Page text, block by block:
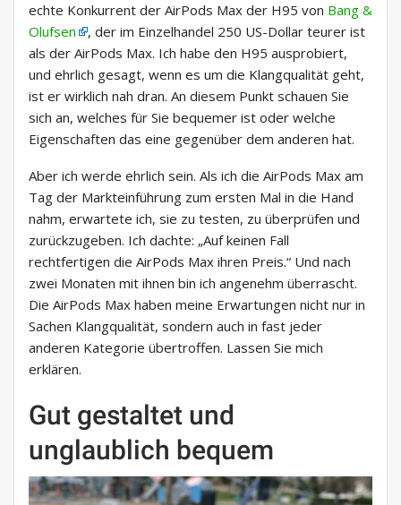
echte Konkurrent der AirPods Max der H95 von Bang &
Olufsen
, der im Einzelhandel 250 US-Dollar teurer ist
als der AirPods Max. Ich habe den H95 ausprobiert,
und ehrlich gesagt, wenn es um die Klangqualität geht,
ist er wirklich nah dran. An diesem Punkt schauen Sie
sich an, welches für Sie bequemer ist oder welche
Eigenschaften das eine gegenüber dem anderen hat.
Aber ich werde ehrlich sein. Als ich die AirPods Max am
Tag der Markteinführung zum ersten Mal in die Hand
nahm, erwartete ich, sie zu testen, zu überprüfen und
zurückzugeben. Ich dachte: „Auf keinen Fall
rechtfertigen die AirPods Max ihren Preis.“ Und nach
zwei Monaten mit ihnen bin ich angenehm überrascht.
Die AirPods Max haben meine Erwartungen nicht nur in
Sachen Klangqualität, sondern auch in fast jeder
anderen Kategorie übertroffen. Lassen Sie mich
erklären.
Gut gestaltet und
unglaublich bequem